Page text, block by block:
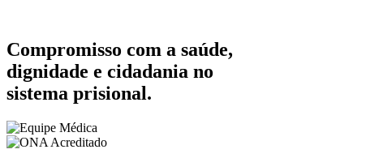
Compromisso com a saúde,
dignidade e cidadania no
sistema prisional.